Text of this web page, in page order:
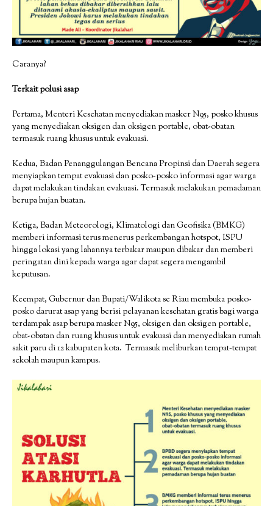
Caranya?
Terkait polusi asap
Pertama, Menteri Kesehatan menyediakan masker N95, posko khusus
yang menyediakan oksigen dan oksigen portable, obat-obatan
termasuk ruang khusus untuk evakuasi.
Kedua, Badan Penanggulangan Bencana Propinsi dan Daerah segera
menyiapkan tempat evakuasi dan posko-posko informasi agar warga
dapat melakukan tindakan evakuasi. Termasuk melakukan pemadaman
berupa hujan buatan.
Ketiga, Badan Meteorologi, Klimatologi dan Geofisika (BMKG)
memberi informasi terus menerus perkembangan hotspot, ISPU
hingga lokasi yang lahannya terbakar maupun dibakar dan memberi
peringatan dini kepada warga agar dapat segera mengambil
keputusan.
Keempat, Gubernur dan Bupati/Walikota se Riau membuka posko-
posko darurat asap yang berisi pelayanan kesehatan gratis bagi warga
terdampak asap berupa masker N95, oksigen dan oksigen portable,
obat-obatan dan ruang khusus untuk evakuasi dan menyediakan rumah
sakit paru di 12 kabupaten kota. Termasuk meliburkan tempat-tempat
sekolah maupun kampus.